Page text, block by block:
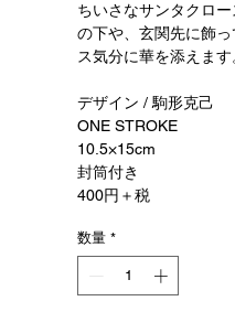
ちいさなサンタクロ
の下や、玄関先に飾
ス気分に華を添えます
デザイン / 駒形克己
ONE STROKE
10.5×15cm
封筒付き
400円＋税
数量 *